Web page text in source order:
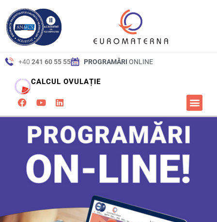
+40 241 60 55 55 PROGRAMĂRI ONLINE
CALCUL OVULAȚIE